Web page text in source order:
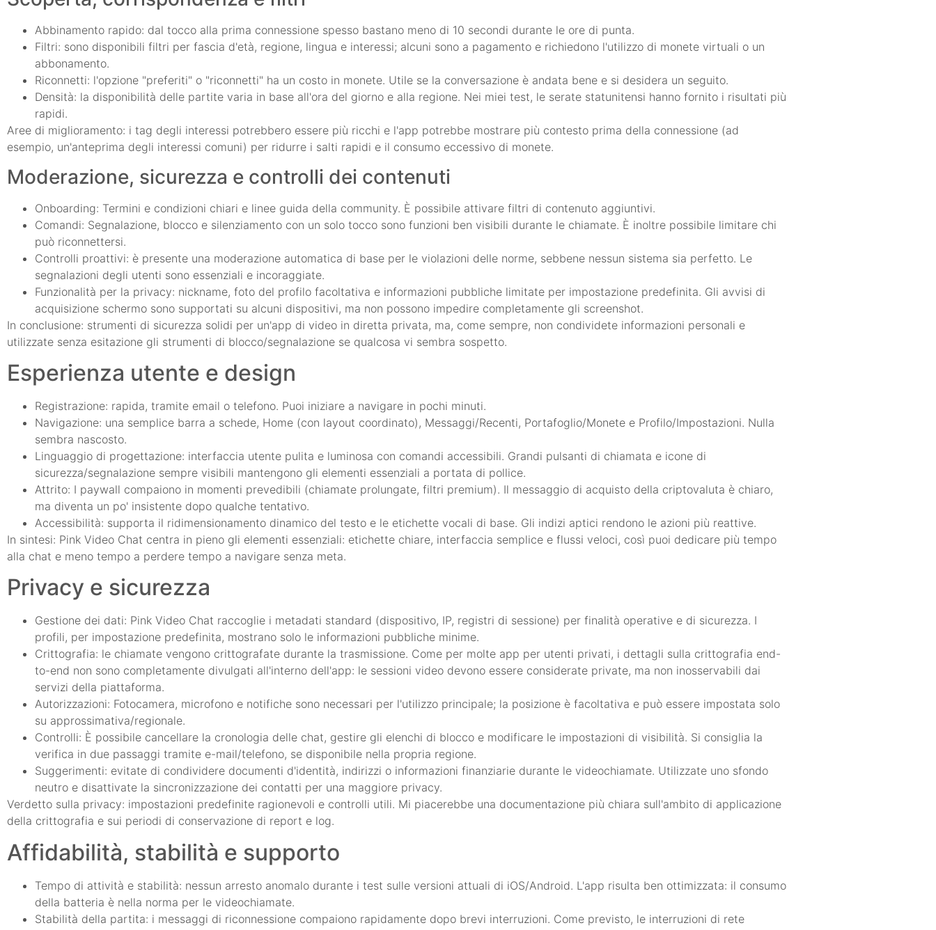
Abbinamento rapido: dal tocco alla prima connessione spesso bastano meno di 10 secondi durante le ore di punta.
Filtri: sono disponibili filtri per fascia d'età, regione, lingua e interessi; alcuni sono a pagamento e richiedono l'utilizzo di monete virtuali o un
abbonamento.
Riconnetti: l'opzione "preferiti" o "riconnetti" ha un costo in monete. Utile se la conversazione è andata bene e si desidera un seguito.
Densità: la disponibilità delle partite varia in base all'ora del giorno e alla regione. Nei miei test, le serate statunitensi hanno fornito i risultati più
rapidi.
Aree di miglioramento: i tag degli interessi potrebbero essere più ricchi e l'app potrebbe mostrare più contesto prima della connessione (ad
esempio, un'anteprima degli interessi comuni) per ridurre i salti rapidi e il consumo eccessivo di monete.
Moderazione, sicurezza e controlli dei contenuti
Onboarding: Termini e condizioni chiari e linee guida della community. È possibile attivare filtri di contenuto aggiuntivi.
Comandi: Segnalazione, blocco e silenziamento con un solo tocco sono funzioni ben visibili durante le chiamate. È inoltre possibile limitare chi
può riconnettersi.
Controlli proattivi: è presente una moderazione automatica di base per le violazioni delle norme, sebbene nessun sistema sia perfetto. Le
segnalazioni degli utenti sono essenziali e incoraggiate.
Funzionalità per la privacy: nickname, foto del profilo facoltativa e informazioni pubbliche limitate per impostazione predefinita. Gli avvisi di
acquisizione schermo sono supportati su alcuni dispositivi, ma non possono impedire completamente gli screenshot.
In conclusione: strumenti di sicurezza solidi per un'app di video in diretta privata, ma, come sempre, non condividete informazioni personali e
utilizzate senza esitazione gli strumenti di blocco/segnalazione se qualcosa vi sembra sospetto.
Esperienza utente e design
Registrazione: rapida, tramite email o telefono. Puoi iniziare a navigare in pochi minuti.
Navigazione: una semplice barra a schede, Home (con layout coordinato), Messaggi/Recenti, Portafoglio/Monete e Profilo/Impostazioni. Nulla
sembra nascosto.
Linguaggio di progettazione: interfaccia utente pulita e luminosa con comandi accessibili. Grandi pulsanti di chiamata e icone di
sicurezza/segnalazione sempre visibili mantengono gli elementi essenziali a portata di pollice.
Attrito: I paywall compaiono in momenti prevedibili (chiamate prolungate, filtri premium). Il messaggio di acquisto della criptovaluta è chiaro,
ma diventa un po' insistente dopo qualche tentativo.
Accessibilità: supporta il ridimensionamento dinamico del testo e le etichette vocali di base. Gli indizi aptici rendono le azioni più reattive.
In sintesi: Pink Video Chat centra in pieno gli elementi essenziali: etichette chiare, interfaccia semplice e flussi veloci, così puoi dedicare più tempo
alla chat e meno tempo a perdere tempo a navigare senza meta.
Privacy e sicurezza
Gestione dei dati: Pink Video Chat raccoglie i metadati standard (dispositivo, IP, registri di sessione) per finalità operative e di sicurezza. I
profili, per impostazione predefinita, mostrano solo le informazioni pubbliche minime.
Crittografia: le chiamate vengono crittografate durante la trasmissione. Come per molte app per utenti privati, i dettagli sulla crittografia end-
to-end non sono completamente divulgati all'interno dell'app: le sessioni video devono essere considerate private, ma non inosservabili dai
servizi della piattaforma.
Autorizzazioni: Fotocamera, microfono e notifiche sono necessari per l'utilizzo principale; la posizione è facoltativa e può essere impostata solo
su approssimativa/regionale.
Controlli: È possibile cancellare la cronologia delle chat, gestire gli elenchi di blocco e modificare le impostazioni di visibilità. Si consiglia la
verifica in due passaggi tramite e-mail/telefono, se disponibile nella propria regione.
Suggerimenti: evitate di condividere documenti d'identità, indirizzi o informazioni finanziarie durante le videochiamate. Utilizzate uno sfondo
neutro e disattivate la sincronizzazione dei contatti per una maggiore privacy.
Verdetto sulla privacy: impostazioni predefinite ragionevoli e controlli utili. Mi piacerebbe una documentazione più chiara sull'ambito di applicazione
della crittografia e sui periodi di conservazione di report e log.
Affidabilità, stabilità e supporto
Tempo di attività e stabilità: nessun arresto anomalo durante i test sulle versioni attuali di iOS/Android. L'app risulta ben ottimizzata: il consumo
della batteria è nella norma per le videochiamate.
Stabilità della partita: i messaggi di riconnessione compaiono rapidamente dopo brevi interruzioni. Come previsto, le interruzioni di rete